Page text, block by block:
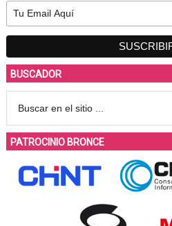
BUSCADOR
PATROCINIO BRONCE